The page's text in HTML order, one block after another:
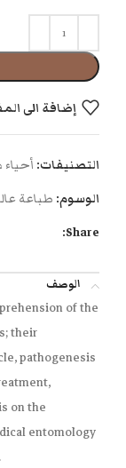
إضافة الى
التصنيفات:
الوسوم: طباعة
Share:
الوصف
of the
their
pathogenesis
on the
entomology